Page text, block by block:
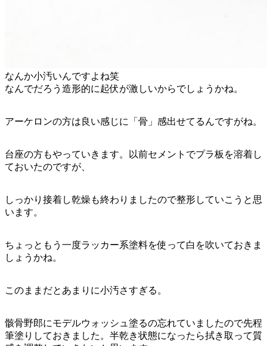
なんか小汚いんですよね笑
なんでだろう造形的に起伏が激しいからでしょうかね。
アーケロンの方は良い感じに「骨」感出せてるんですがね。
台座の方もやっていきます。以前セメントでプラ板を溶着し
ておいたのですが、
しっかり接着し乾燥も終わりましたので整形していこうと思
います。
ちょっともう一度ラッカー系塗料を使って白を吹いておきま
しょうかね。
このままだとあまりに小汚さすぎる。
骸骨野郎にモデルウォッシュ塗るの忘れていましたので先程
筆塗りしておきました。半乾き状態になったら拭き取って質